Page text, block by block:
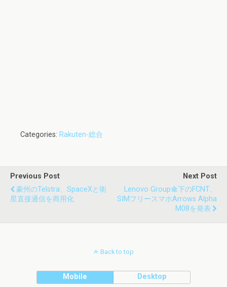
Categories: Rakuten-総合
Previous Post
豪州のTelstra、SpaceXと衛
星直接通信を商用化
Next Post
Lenovo Group傘下のFCNT、
SIMフリースマホarrows Alpha
M08を発表
Back to top
Mobile Desktop